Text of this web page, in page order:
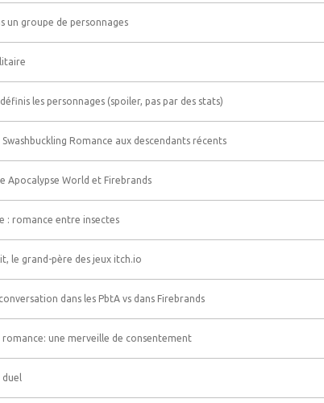
un groupe de personnages
les personnages (spoiler, pas par des stats)
Romance aux descendants récents
Apocalypse World et Firebrands
: romance entre insectes
le grand-père des jeux itch.io
dans les PbtA vs dans Firebrands
romance: une merveille de consentement
duel